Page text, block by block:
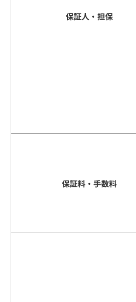
保証人・担保
保証料・手数料